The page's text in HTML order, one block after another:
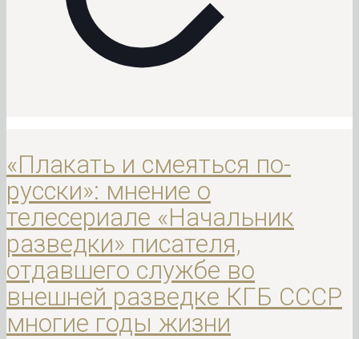
«Плакать и смеяться по-
русски»: мнение о
телесериале «Начальник
разведки» писателя,
отдавшего службе во
внешней разведке КГБ СССР
многие годы жизни